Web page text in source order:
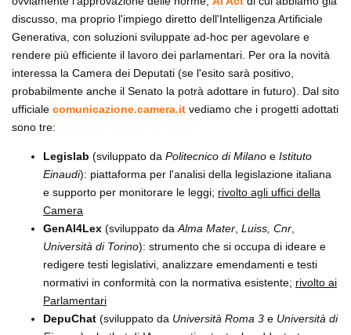
discusso, ma proprio l'impiego diretto dell'Intelligenza Artificiale
Generativa, con soluzioni sviluppate ad-hoc per agevolare e
rendere più efficiente il lavoro dei parlamentari. Per ora la novità
interessa la Camera dei Deputati (se l'esito sarà positivo,
probabilmente anche il Senato la potrà adottare in futuro). Dal sito
ufficiale comunicazione.camera.it vediamo che i progetti adottati
sono tre:
Legislab (sviluppato da Politecnico di Milano e Istituto
Einaudi): piattaforma per l'analisi della legislazione italiana
e supporto per monitorare le leggi; rivolto agli uffici della
Camera
GenAI4Lex (sviluppato da Alma Mater Luiss, Cnr
Università di Torino): strumento che si occupa di ideare e
redigere testi legislativi, analizzare emendamenti e testi
normativi in conformità con la normativa esistente; rivolto ai
Parlamentari
DepuChat (sviluppato da Università Roma 3 e Università di